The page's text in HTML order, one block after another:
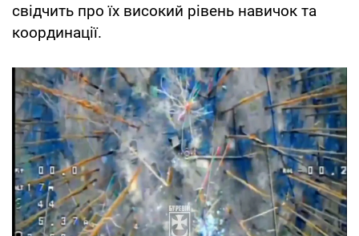
свідчить про їх високий рівень навичок та
координації.